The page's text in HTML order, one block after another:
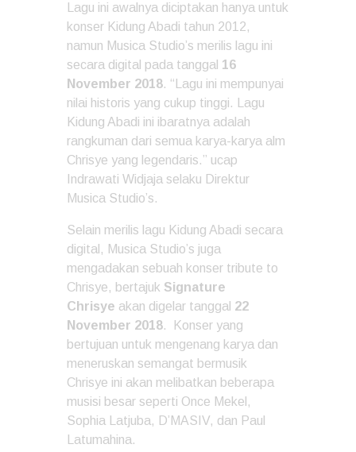
Lagu ini awalnya diciptakan hanya untuk
konser Kidung Abadi tahun 2012,
namun Musica Studio’s merilis lagu ini
secara digital pada tanggal 16
November 2018. “Lagu ini mempunyai
nilai historis yang cukup tinggi. Lagu
Kidung Abadi ini ibaratnya adalah
rangkuman dari semua karya-karya alm
Chrisye yang legendaris.” ucap
Indrawati Widjaja selaku Direktur
Musica Studio’s.
Selain merilis lagu Kidung Abadi secara
digital, Musica Studio’s juga
mengadakan sebuah konser tribute to
Chrisye, bertajuk Signature
Chrisye akan digelar tanggal 22
November 2018. Konser yang
bertujuan untuk mengenang karya dan
meneruskan semangat bermusik
Chrisye ini akan melibatkan beberapa
musisi besar seperti Once Mekel,
Sophia Latjuba, D’MASIV, dan Paul
Latumahina.